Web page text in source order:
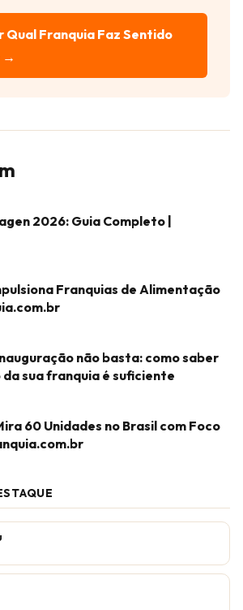
Qual Franquia Faz Sentido
→
2026: Guia Completo |
Franquias de Alimentação
não basta: como saber
sua franquia é suficiente
60 Unidades no Brasil com Foco